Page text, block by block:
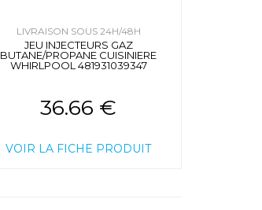
LIVRAISON SOUS 24H/48H
JEU INJECTEURS GAZ
BUTANE/PROPANE CUISINIERE
WHIRLPOOL 481931039347
36.66 €
VOIR LA FICHE PRODUIT